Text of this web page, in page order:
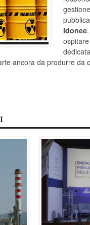
Idonee
ancora da produrre da